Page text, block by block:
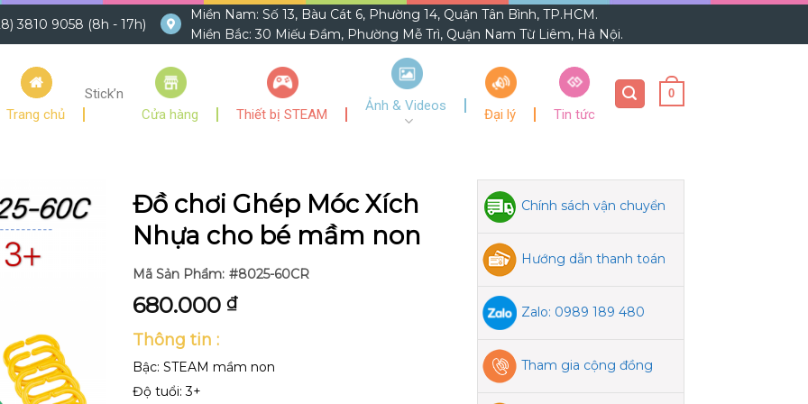
3810 9058 (8h - 17h)
Miền Nam: Số 13, Bàu Cát 6, Phường 14, Quận Tân Bình, TP.HCM.
Miền Bắc: 30 Miếu Đầm, Phường Mễ Trì, Quận Nam Từ Liêm, Hà Nội.
Trang chủ
Stick’n
Cửa hàng
Thiết bị STEAM
Ảnh & Videos
Đại lý Tin tức
0
Đồ chơi Ghép Móc Xích
Nhựa cho bé mầm non
Mã Sản Phẩm: #8025-60CR
680.000₫
Thông tin :
Bậc: STEAM mầm non
Độ tuổi: 3+
Chính sách vận chuyển
Hướng dẫn thanh toán
Zalo: 0989 189 480
Tham gia cộng đồng